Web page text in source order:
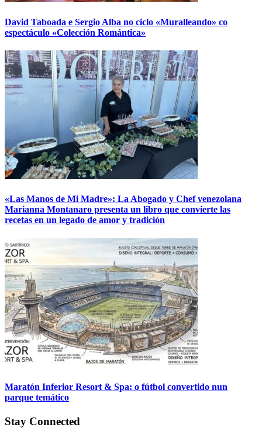
David Taboada e Sergio Alba no ciclo «Muralleando» co
espectáculo «Colección Romántica»
«Las Manos de Mi Madre»: La Abogado y Chef venezolana
Marianna Montanaro presenta un libro que convierte las
recetas en un legado de amor y tradición
Maratón Inferior Resort & Spa: o fútbol convertido nun
parque temático
Stay Connected